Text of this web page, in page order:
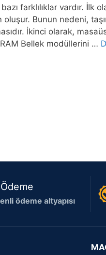
farklılıklar vardır. İlk
Bunun nedeni,
İkinci olarak,
Bellek modüllerini …
ödeme altyapısı